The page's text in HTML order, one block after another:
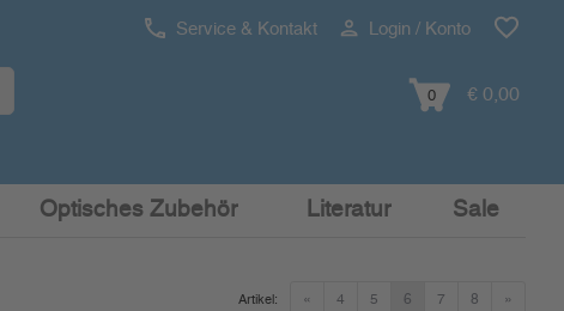
Service & Kontakt Login / Konto
0 € 0,00
Optisches Zubehör Literatur Sale
« 4 5 6 7 8 »
Artikel: